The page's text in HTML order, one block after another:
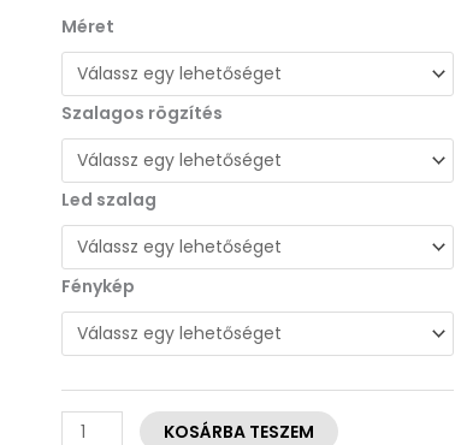
Méret
Szalagos rögzítés
Led szalag
Fénykép
KOSÁRBA TESZEM